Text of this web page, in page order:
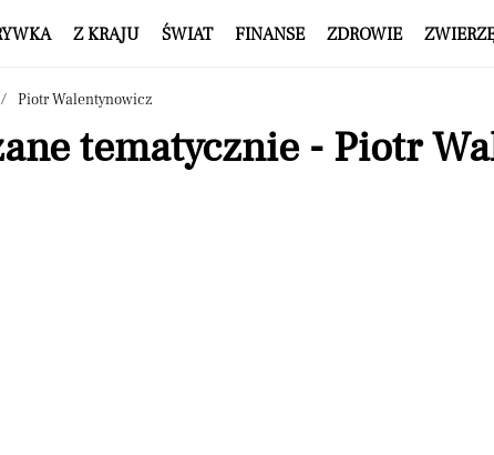
Z KRAJU ŚWIAT FINANSE ZDROWIE
Piotr Walentynowicz
tematycznie - Piotr